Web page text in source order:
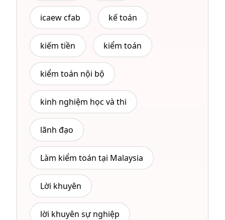
icaew cfab kế toán
kiếm tiền kiểm toán
kiểm toán nội bộ
kinh nghiệm học và thi
lãnh đạo
Làm kiểm toán tại Malaysia
Lời khuyên
lời khuyên sự nghiệp